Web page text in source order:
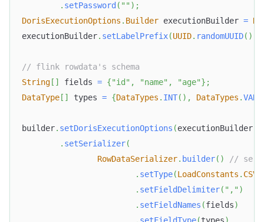
. setPassword ( "" ) ;
DorisExecutionOptions . Builder executionBuilder =
executionBuilder. setLabelPrefix(UUID. randomUUID( )
// flink rowdata's schema
String [ ] fields = {"id" , "name" , "age"} ;
DataType [ ] types = {DataTypes . INT( ) , DataTypes .
builder. setDorisExecutionOptions (executionBuilder
. setSerializer(
RowDataSerializer. builder( )
//
. setType(LoadConstants . CSV
. setFieldDelimiter( "," )
. setFieldNames (fields)